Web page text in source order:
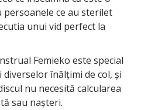
ce au sterilet
unui vid perfect la
Femieko este special
înălțimi de col, și
nu necesită calcularea
sau nașteri.